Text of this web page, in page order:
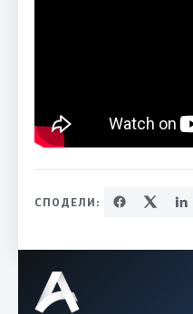
СПОДЕЛИ: